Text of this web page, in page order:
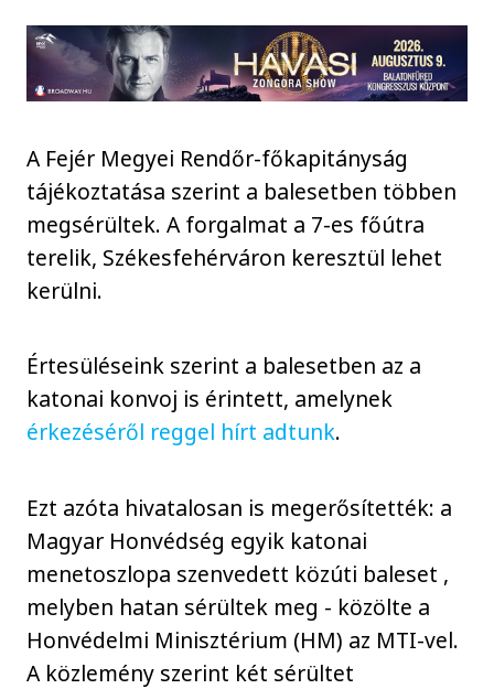
A Fejér Megyei Rendőr-főkapitányság
tájékoztatása szerint a balesetben többen
megsérültek. A forgalmat a 7-es főútra
terelik, Székesfehérváron keresztül lehet
kerülni.
Értesüléseink szerint a balesetben az a
katonai konvoj is érintett, amelynek
érkezéséről reggel hírt adtunk.
Ezt azóta hivatalosan is megerősítették: a
Magyar Honvédség egyik katonai
menetoszlopa szenvedett közúti baleset ,
melyben hatan sérültek meg - közölte a
Honvédelmi Minisztérium (HM) az MTI-vel.
A közlemény szerint két sérültet